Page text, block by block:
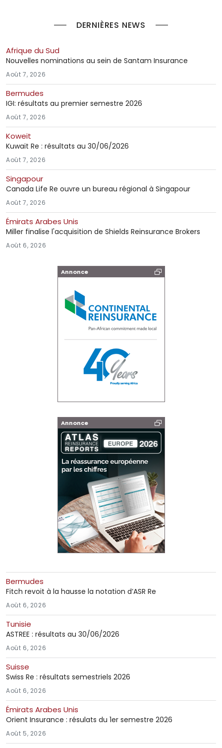
DERNIÈRES NEWS
Afrique du Sud
Nouvelles nominations au sein de Santam Insurance
Août 7, 2026
Bermudes
IGI: résultats au premier semestre 2026
Août 7, 2026
Koweit
Kuwait Re : résultats au 30/06/2026
Août 7, 2026
Singapour
Canada Life Re ouvre un bureau régional à Singapour
Août 7, 2026
Émirats Arabes Unis
Miller finalise l'acquisition de Shields Reinsurance Brokers
Août 6, 2026
Annonce
Annonce
Bermudes
Fitch revoit à la hausse la notation d’ASR Re
Août 6, 2026
Tunisie
ASTREE : résultats au 30/06/2026
Août 6, 2026
Suisse
Swiss Re : résultats semestriels 2026
Août 6, 2026
Émirats Arabes Unis
Orient Insurance : résulats du 1er semestre 2026
Août 5, 2026